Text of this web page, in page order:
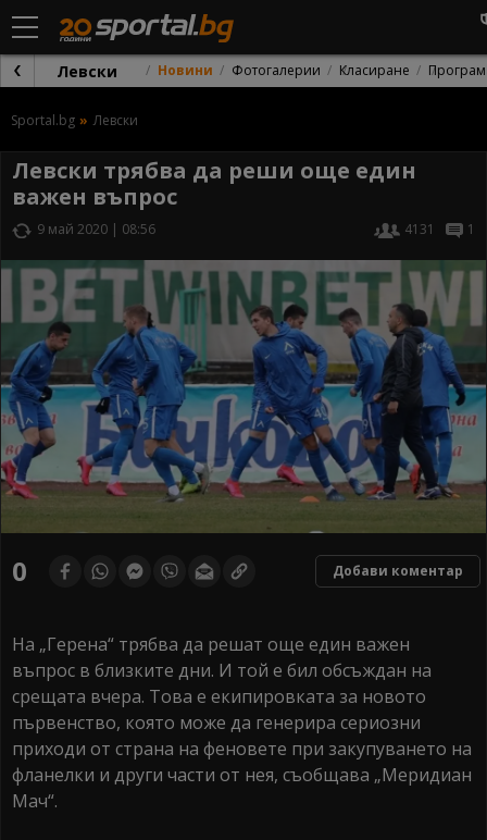
Левски Новини Фотогалерии Класиране
Sportal.bg Левски
Левски трябва да реши още един
важен въпрос
9 май 2020 | 08:56 4131 1
0 Добави коментар
На „Герена“ трябва да решат още един важен
въпрос в близките дни. И той е бил обсъждан на
срещата вчера. Това е екипировката за новото
първенство, която може да генерира сериозни
приходи от страна на феновете при закупуването на
фланелки и други части от нея, съобщава „Меридиан
Мач“.